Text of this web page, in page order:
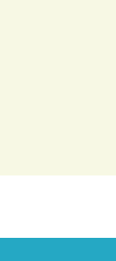
navigation